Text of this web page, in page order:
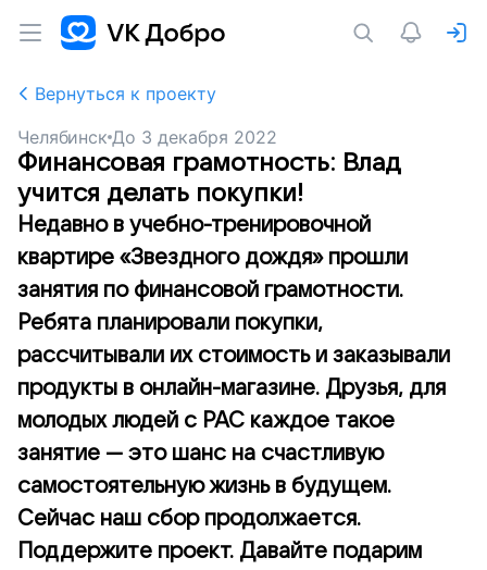
Вернуться к проекту
Челябинск До 3 декабря 2022
Финансовая грамотность: Влад
учится делать покупки!
Недавно в учебно-тренировочной
квартире «Звездного дождя» прошли
занятия по финансовой грамотности.
Ребята планировали покупки,
рассчитывали их стоимость и заказывали
продукты в онлайн-магазине. Друзья, для
молодых людей с РАС каждое такое
занятие — это шанс на счастливую
самостоятельную жизнь в будущем.
Сейчас наш сбор продолжается.
Поддержите проект. Давайте подарим